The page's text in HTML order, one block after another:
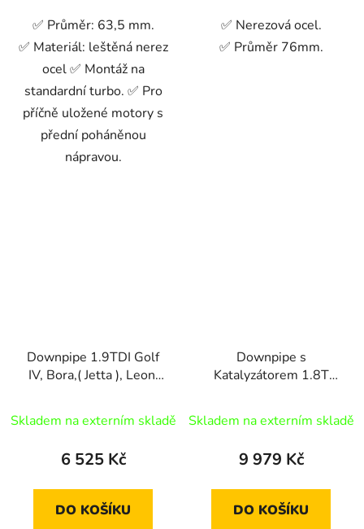
✅ Průměr: 63,5 mm.
✅ Materiál: leštěná nerez
ocel ✅ Montáž na
standardní turbo. ✅ Pro
příčně uložené motory s
přední poháněnou
nápravou.
✅ Nerezová ocel.
✅ Průměr 76mm.
Downpipe 1.9TDI Golf
IV, Bora,( Jetta ), Leon,
Skladem na externím skladě
6 525 Kč
DO KOŠÍKU
Downpipe s
Katalyzátorem 1.8T
Skladem na externím skladě
9 979 Kč
DO KOŠÍKU